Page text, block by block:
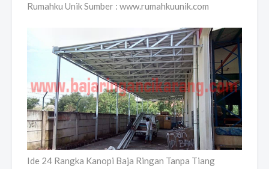
Rumahku Unik Sumber : www.rumahkuunik.com
Ide 24 Rangka Kanopi Baja Ringan Tanpa Tiang